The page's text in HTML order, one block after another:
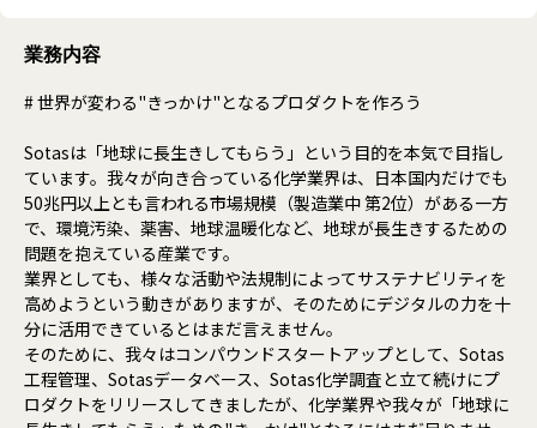
業務内容
# 世界が変わる"きっかけ"となるプロダクトを作ろう
Sotasは「地球に長生きしてもらう」という目的を本気で目指し
ています。我々が向き合っている化学業界は、日本国内だけでも
50兆円以上とも言われる市場規模（製造業中 第2位）がある一方
で、環境汚染、薬害、地球温暖化など、地球が長生きするための
問題を抱えている産業です。
業界としても、様々な活動や法規制によってサステナビリティを
高めようという動きがありますが、そのためにデジタルの力を十
分に活用できているとはまだ言えません。
そのために、我々はコンパウンドスタートアップとして、Sotas
工程管理、Sotasデータベース、Sotas化学調査と立て続けにプ
ロダクトをリリースしてきましたが、化学業界や我々が「地球に